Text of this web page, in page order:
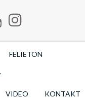
FELIETON
VIDEO KONTAKT